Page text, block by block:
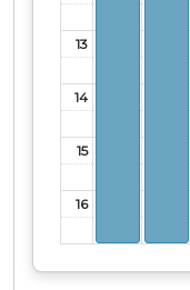
13
14
15
16